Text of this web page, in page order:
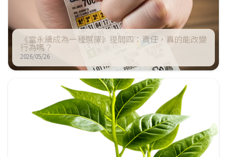
《當永續成為一種選擇》提問四：責任，真的能改變
行為嗎？
2026/05/26